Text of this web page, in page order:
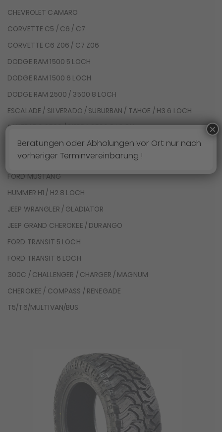
CHEVROLET CAMARO
CORVETTE C5 / C6 / C7
CORVETTE C6 Z06 / C7 Z06
DODGE RAM 1500 5 LOCH
DODGE RAM 1500 6 LOCH
DODGE RAM 2500 / 3500 8 LOCH
ESCALADE / SILVERADO / SUBURBAN / TAHOE / H3 6 LOCH
SILVERADO 2500 / SIERRA 2500 8 LOCH
FORD F150 / LINCOLN NAVIGATOR
FORD F250 / F350 8 LOCH
FORD MUSTANG
HUMMER H1 / H2 8 LOCH
JEEP WRANGLER / GLADIATOR
JEEP GRAND CHEROKEE / DURANGO
FORD TRANSIT 5 LOCH
FORD TRANSIT 6 LOCH
300C / CHALLENGER / CHARGER / MAGNUM
CHEROKEE / COMPASS / RENEGADE
T5/T6/MULTIVAN/BUS
Beratungen oder Abholungen vor Ort nur nach
vorheriger Terminvereinbarung !
×